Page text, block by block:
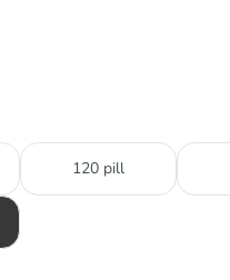
120 pill